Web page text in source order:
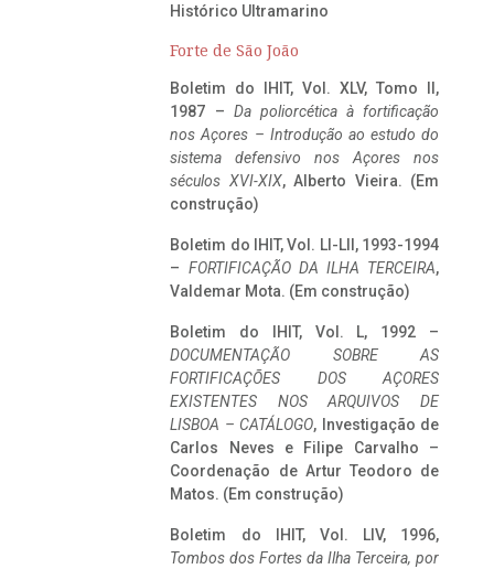
Histórico Ultramarino
Forte de São João
Boletim do IHIT, Vol. XLV, Tomo II,
1987 – Da poliorcética à fortificação
nos Açores – Introdução ao estudo do
sistema defensivo nos Açores nos
séculos XVI-XIX, Alberto Vieira. (Em
construção)
Boletim do IHIT, Vol. LI-LII, 1993-1994
– FORTIFICAÇÃO DA ILHA TERCEIRA,
Valdemar Mota. (Em construção)
Boletim do IHIT, Vol. L, 1992 –
DOCUMENTAÇÃO SOBRE AS
FORTIFICAÇÕES DOS AÇORES
EXISTENTES NOS ARQUIVOS DE
LISBOA – CATÁLOGO, Investigação de
Carlos Neves e Filipe Carvalho –
Coordenação de Artur Teodoro de
Matos. (Em construção)
Boletim do IHIT, Vol. LIV, 1996,
Tombos dos Fortes da Ilha Terceira, por